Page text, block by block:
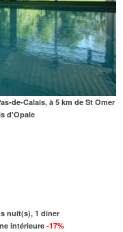
de-Calais, à 5 km de St Omer
d'Opale
nuit(s), 1 diner
intérieure -17%